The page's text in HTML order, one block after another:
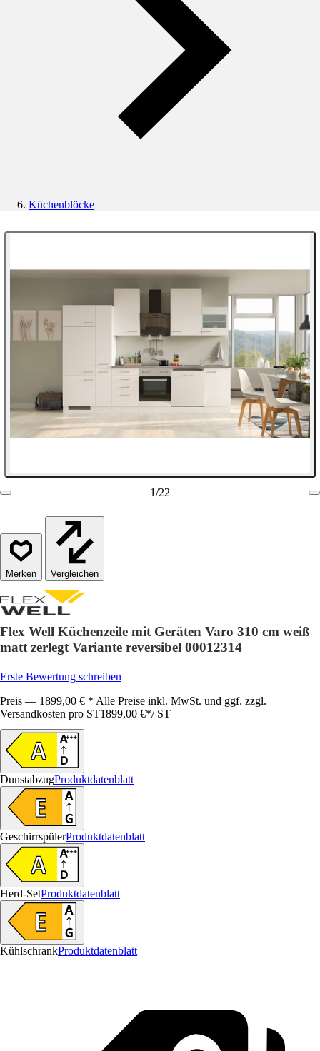
Küchenblöcke
1/22
Vergleichen
Flex Well Küchenzeile mit Geräten Varo 310 cm weiß
matt zerlegt Variante reversibel 00012314
Erste Bewertung schreiben
Preis — 1899,00 € * Alle Preise inkl. MwSt. und ggf. zzgl.
Versandkosten pro ST1899,00 €*/ ST
DunstabzugProduktdatenblatt
GeschirrspülerProduktdatenblatt
Herd-SetProduktdatenblatt
KühlschrankProduktdatenblatt